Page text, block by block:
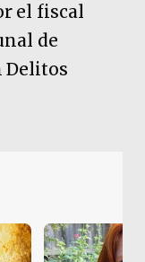
el fiscal
de
Delitos